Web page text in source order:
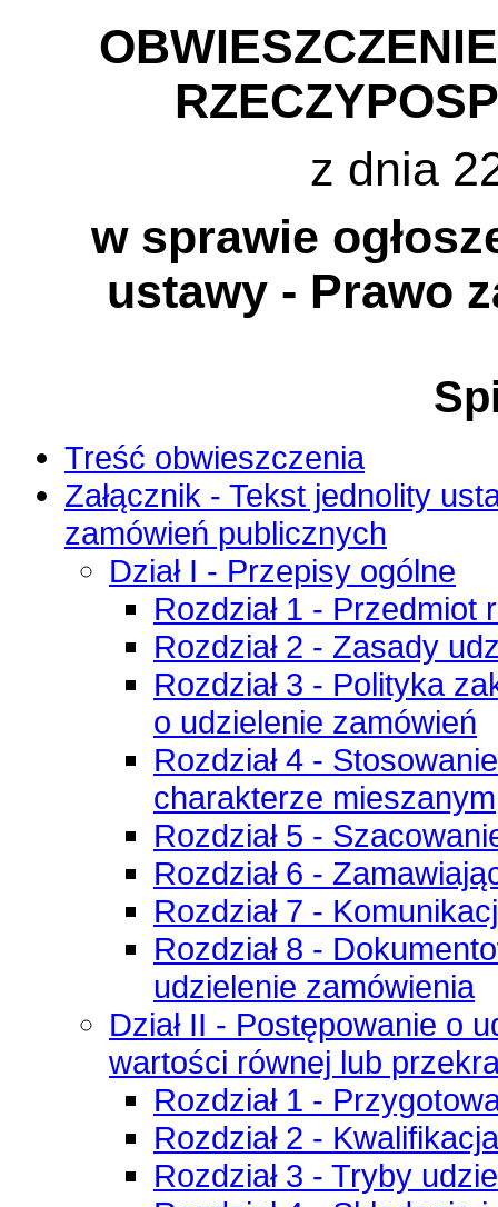
z dnia
w sprawie
ustawy - Prawo
Treść obwieszczenia
Załącznik - Tekst jednolity
zamówień publicznych
Dział I - Przepisy ogólne
Rozdział 1 - Przedmiot
Rozdział 2 - Zasady
Rozdział 3 - Polityka
o udzielenie zamówień
Rozdział 4 -
charakterze mieszanym
Rozdział 5 -
Rozdział 6 -
Rozdział 7 -
Rozdział 8 -
udzielenie zamówienia
Dział II - Postępowanie o
wartości równej lub
Rozdział 1 -
Rozdział 2 -
Rozdział 3 - Tryby